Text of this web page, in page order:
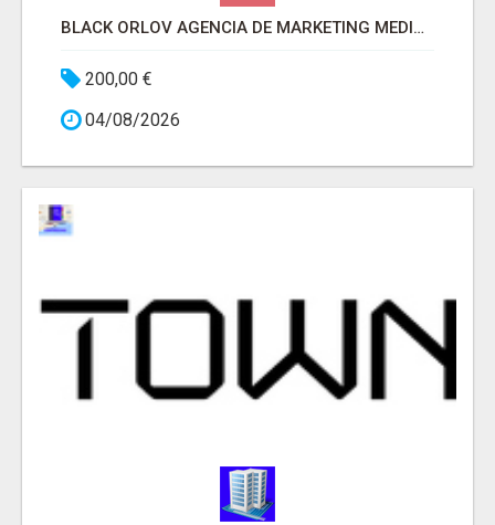
BLACK ORLOV AGENCIA DE MARKETING MEDICO
200,00 €
04/08/2026